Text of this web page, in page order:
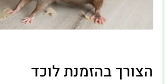
הצורך בהזמנת לוכד